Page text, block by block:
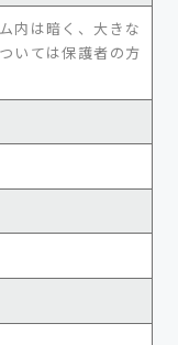
内は暗く、大きな
いては保護者の方